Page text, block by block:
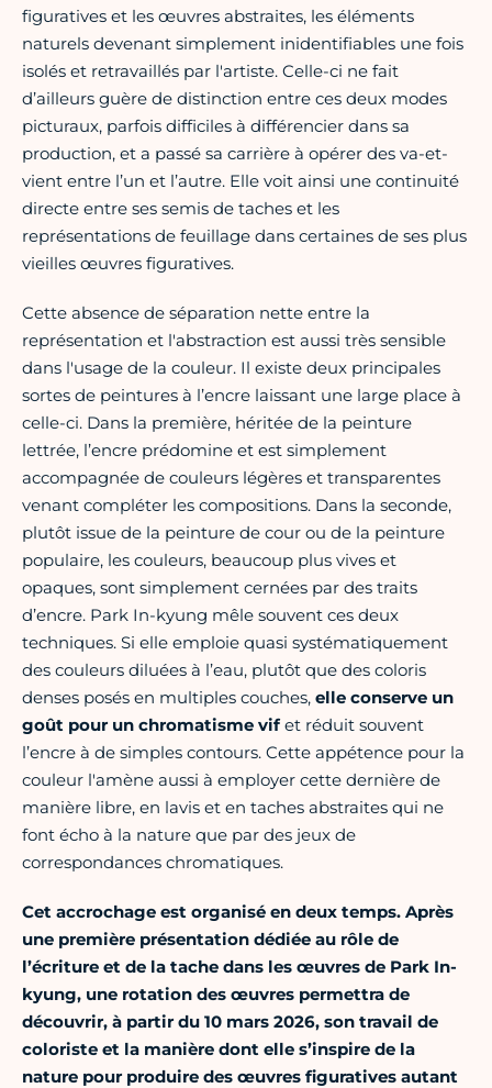
figuratives et les œuvres abstraites, les éléments
naturels devenant simplement inidentifiables une fois
isolés et retravaillés par l'artiste. Celle-ci ne fait
d’ailleurs guère de distinction entre ces deux modes
picturaux, parfois difficiles à différencier dans sa
production, et a passé sa carrière à opérer des va-et-
vient entre l’un et l’autre. Elle voit ainsi une continuité
directe entre ses semis de taches et les
représentations de feuillage dans certaines de ses plus
vieilles œuvres figuratives.
Cette absence de séparation nette entre la
représentation et l'abstraction est aussi très sensible
dans l'usage de la couleur. Il existe deux principales
sortes de peintures à l’encre laissant une large place à
celle-ci. Dans la première, héritée de la peinture
lettrée, l’encre prédomine et est simplement
accompagnée de couleurs légères et transparentes
venant compléter les compositions. Dans la seconde,
plutôt issue de la peinture de cour ou de la peinture
populaire, les couleurs, beaucoup plus vives et
opaques, sont simplement cernées par des traits
d’encre. Park In-kyung mêle souvent ces deux
techniques. Si elle emploie quasi systématiquement
des couleurs diluées à l’eau, plutôt que des coloris
denses posés en multiples couches, elle conserve un
goût pour un chromatisme vifet réduit souvent
l’encre à de simples contours. Cette appétence pour la
couleur l'amène aussi à employer cette dernière de
manière libre, en lavis et en taches abstraites qui ne
font écho à la nature que par des jeux de
correspondances chromatiques.
Cet accrochage est organisé en deux temps. Après
une première présentation dédiée au rôle de
l’écriture et de la tache dans les œuvres de Park In-
kyung, une rotation des œuvres permettra de
découvrir, à partir du 10 mars 2026, son travail de
coloriste et la manière dont elle s’inspire de la
nature pour produire des œuvres figuratives autant